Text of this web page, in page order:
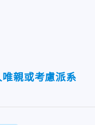
親或考慮派系